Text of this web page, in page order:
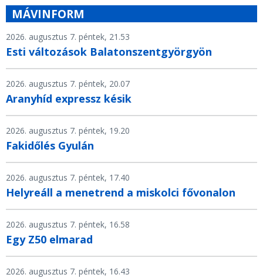
MÁVINFORM
2026. augusztus 7. péntek, 21.53
Esti változások Balatonszentgyörgyön
2026. augusztus 7. péntek, 20.07
Aranyhíd expressz késik
2026. augusztus 7. péntek, 19.20
Fakidőlés Gyulán
2026. augusztus 7. péntek, 17.40
Helyreáll a menetrend a miskolci fővonalon
2026. augusztus 7. péntek, 16.58
Egy Z50 elmarad
2026. augusztus 7. péntek, 16.43